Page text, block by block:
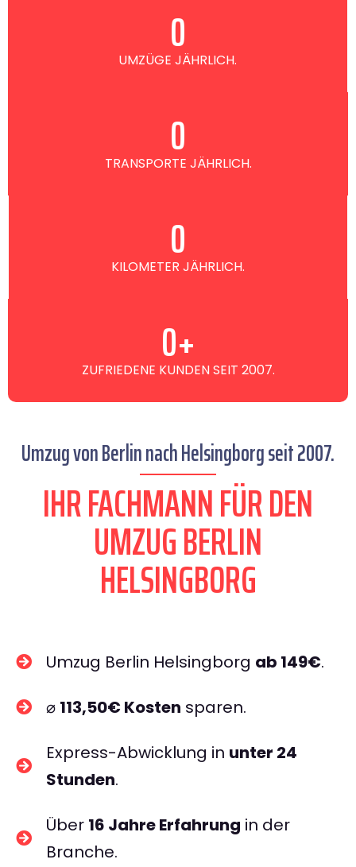
UMZÜGE JÄHRLICH.
0
TRANSPORTE JÄHRLICH.
0
KILOMETER JÄHRLICH.
0
ZUFRIEDENE KUNDEN SEIT 2007.
0+
Umzug von Berlin nach Helsingborg seit 2007.
IHR FACHMANN FÜR DEN
UMZUG BERLIN
HELSINGBORG
Umzug Berlin Helsingborg ab 149€.
⌀ 113,50€ Kosten sparen.
Express-Abwicklung in unter 24
Stunden.
Über 16 Jahre Erfahrung in der
Branche.